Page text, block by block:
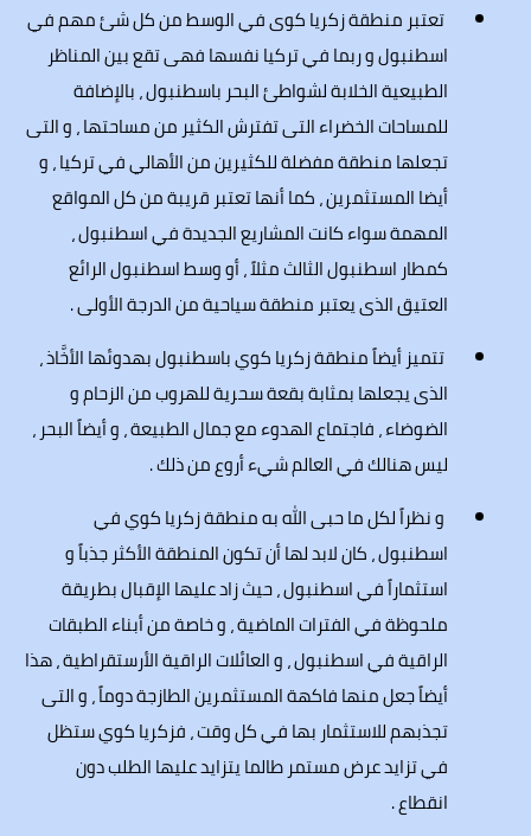
تعتبر منطقة زكريا كوى في الوسط من كل شئ مهم في
اسطنبول و ربما في تركيا نفسها فهى تقع بين المناظر
الطبيعية الخلابة لشواطئ البحر باسطنبول ، بالإضافة
للمساحات الخضراء التى تفترش الكثير من مساحتها ، و التى
تجعلها منطقة مفضلة للكثيرين من الأهالي في تركيا ، و
أيضا المستثمرين ، كما أنها تعتبر قريبة من كل المواقع
المهمة سواء كانت المشاريع الجديدة في اسطنبول ،
كمطار اسطنبول الثالث مثلاً ، أو وسط اسطنبول الرائع
العتيق الذى يعتبر منطقة سياحية من الدرجة الأولى .
تتميز أيضاً منطقة زكريا كوي باسطنبول بهدوئها الأخَّاذ ،
الذى يجعلها بمثابة بقعة سحرية للهروب من الزحام و
الضوضاء ، فاجتماع الهدوء مع جمال الطبيعة ، و أيضاً البحر ،
ليس هنالك في العالم شيء أروع من ذلك .
و نظراً لكل ما حبى الله به منطقة زكريا كوي في
اسطنبول ، كان لابد لها أن تكون المنطقة الأكثر جذباً و
استثماراً في اسطنبول ، حيث زاد عليها الإقبال بطريقة
ملحوظة في الفترات الماضية ، و خاصة من أبناء الطبقات
الراقية في اسطنبول ، و العائلات الراقية الأرستقراطية ، هذا
أيضاً جعل منها فاكهة المستثمرين الطازجة دوماً ، و التى
تجذبهم للاستثمار بها في كل وقت ، فزكريا كوي ستظل
في تزايد عرض مستمر طالما يتزايد عليها الطلب دون
انقطاع .